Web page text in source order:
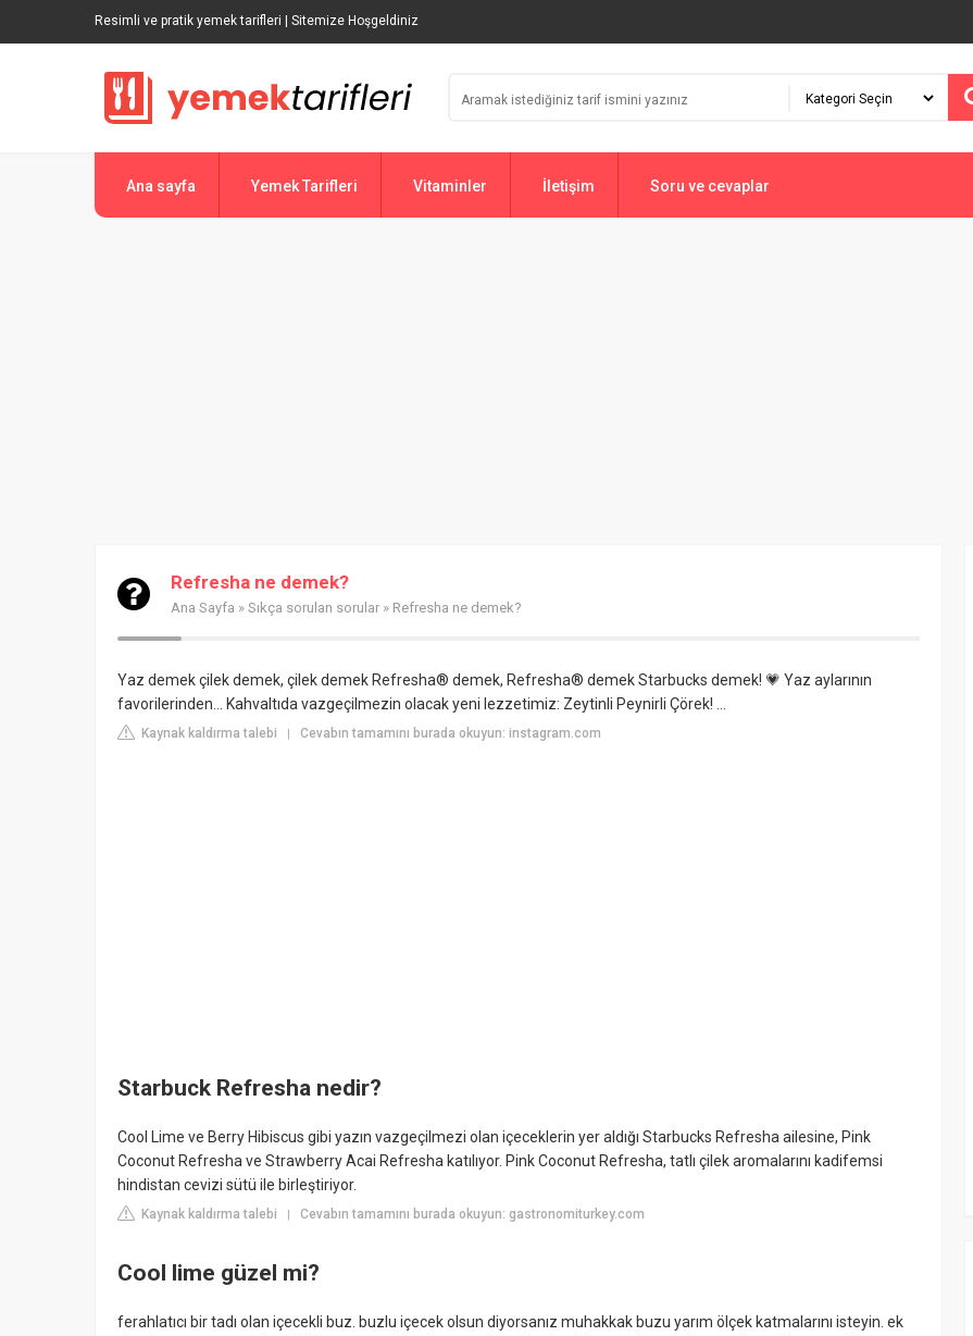
Resimli ve pratik yemek tarifleri | Sitemize Hoşgeldiniz
Ana sayfa Yemek Tarifleri Vitaminler İletişim Soru ve cevaplar
Refresha ne demek?
Ana Sayfa » Sıkça sorulan sorular » Refresha ne demek?
Yaz demek çilek demek, çilek demek Refresha® demek, Refresha® demek Starbucks demek! 💗 Yaz aylarının
favorilerinden... Kahvaltıda vazgeçilmezin olacak yeni lezzetimiz: Zeytinli Peynirli Çörek! ​⁣...
Kaynak kaldırma talebi | Cevabın tamamını burada okuyun: instagram.com
Starbuck Refresha nedir?
Cool Lime ve Berry Hibiscus gibi yazın vazgeçilmezi olan içeceklerin yer aldığı Starbucks Refresha ailesine, Pink
Coconut Refresha ve Strawberry Acai Refresha katılıyor. Pink Coconut Refresha, tatlı çilek aromalarını kadifemsi
hindistan cevizi sütü ile birleştiriyor.
Kaynak kaldırma talebi Cevabın tamamını burada okuyun: gastronomiturkey.com
Cool lime güzel mi?
ferahlatıcı bir tadı olan içecekli buz. buzlu içecek olsun diyorsanız muhakkak buzu yarım ölçek katmalarını isteyin. ek